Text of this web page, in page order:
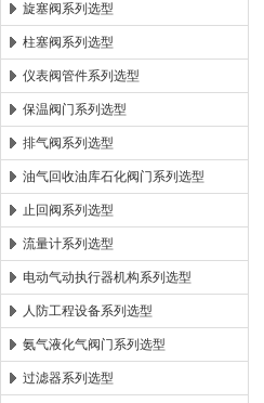
旋塞阀系列选型
柱塞阀系列选型
仪表阀管件系列选型
保温阀门系列选型
排气阀系列选型
油气回收油库石化阀门系列选型
止回阀系列选型
流量计系列选型
电动气动执行器机构系列选型
人防工程设备系列选型
氨气液化气阀门系列选型
过滤器系列选型